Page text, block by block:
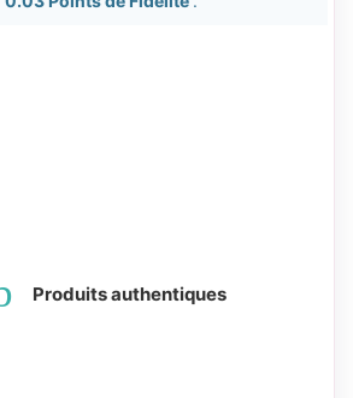
Produits authentiques